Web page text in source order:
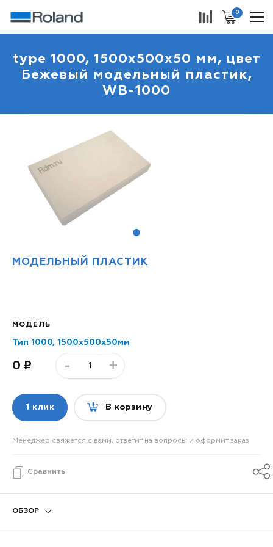
0
type 1000, 1500x500x50 мм, цвет
Бежевый модельный пластик,
WB-1000
МОДЕЛЬНЫЙ ПЛАСТИК
МОДЕЛЬ
Тип 1000, 1500x500x50мм
0 - +
1 клик В корзину
Менеджер свяжется с вами, ответит на вопросы и оформит заказ
Сравнить
ОБЗОР